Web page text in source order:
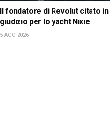
Il fondatore di Revolut citato in
giudizio per lo yacht Nixie
5 AGO 2026